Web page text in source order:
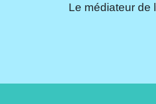
Le médiateur de